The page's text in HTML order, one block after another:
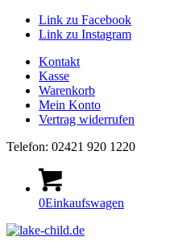
Link zu Facebook
Link zu Instagram
Kontakt
Kasse
Warenkorb
Mein Konto
Vertrag widerrufen
Telefon: 02421 920 1220
0Einkaufswagen